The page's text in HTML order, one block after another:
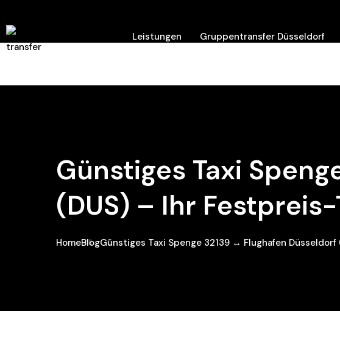
Leistungen Gruppentransfer Düsseldorf
Günstiges Taxi
(DUS) – Ihr
HomeBlogGünstiges Taxi Spenge 32139 ↔ Flughafen